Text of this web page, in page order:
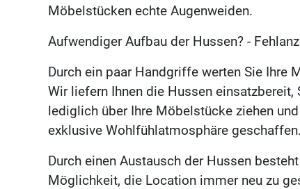
Möbelstücken echte Augenweiden.
Aufwendiger Aufbau der Hussen? -
Durch ein paar Handgriffe werten Sie Ihre
Wir liefern Ihnen die Hussen einsatzbereit,
lediglich über Ihre Möbelstücke ziehen
exklusive Wohlfühlatmosphäre geschaffen.
Durch einen Austausch der Hussen
Möglichkeit, die Location immer neu zu